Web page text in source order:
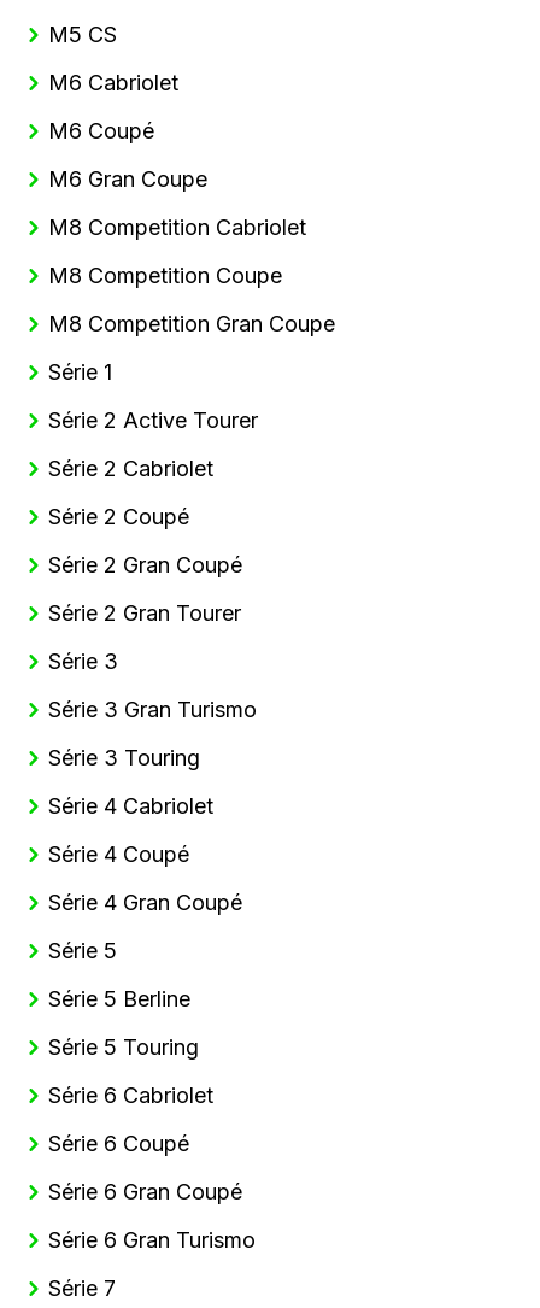
M5 CS
M6 Cabriolet
M6 Coupé
M6 Gran Coupe
M8 Competition Cabriolet
M8 Competition Coupe
M8 Competition Gran Coupe
Série 1
Série 2 Active Tourer
Série 2 Cabriolet
Série 2 Coupé
Série 2 Gran Coupé
Série 2 Gran Tourer
Série 3
Série 3 Gran Turismo
Série 3 Touring
Série 4 Cabriolet
Série 4 Coupé
Série 4 Gran Coupé
Série 5
Série 5 Berline
Série 5 Touring
Série 6 Cabriolet
Série 6 Coupé
Série 6 Gran Coupé
Série 6 Gran Turismo
Série 7